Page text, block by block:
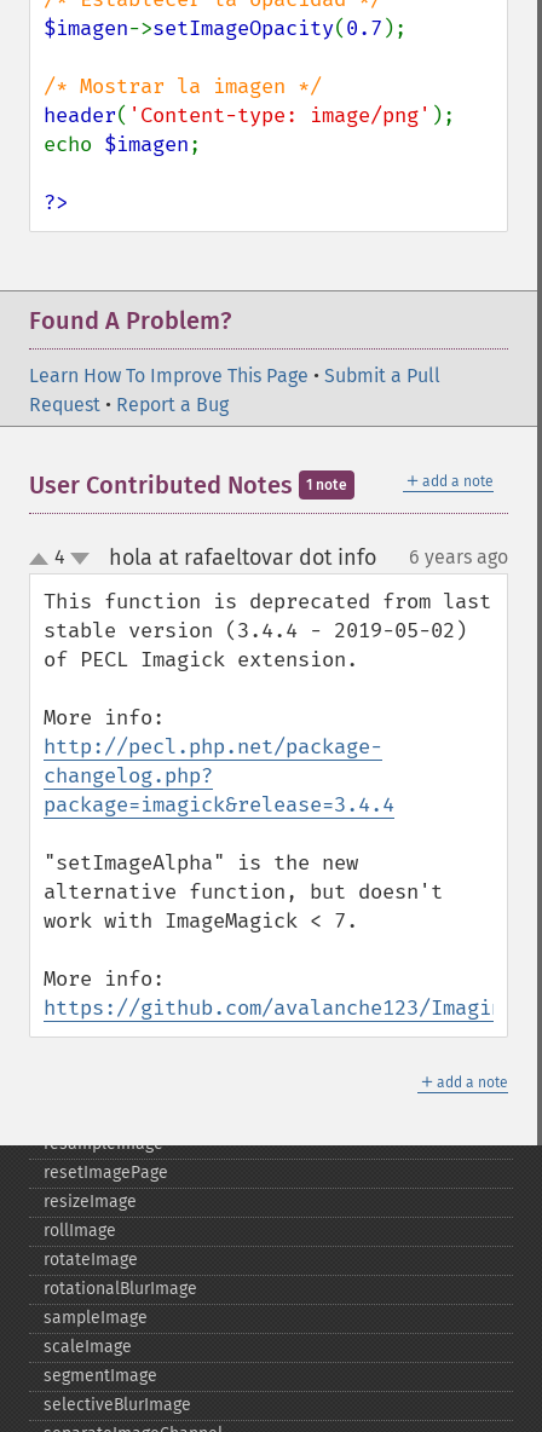
$imagen->setImageOpacity(0.7 );
header( 'Content-type: image/png' );
echo $imagen;
?>
Found A Problem?
Learn How To Improve This Page • Submit a Pull
Request • Report a Bug
＋ add a note
User Contributed Notes 1 note
up
down
4 hola at rafaeltovar dot info¶ 6 years ago
This function is deprecated from last
stable version (3.4.4 - 2019-05-02)
of PECL Imagick extension.
http://pecl.php.net/package-
changelog.php?
package=imagick&release=3.4.4
"setImageAlpha" is the new
alternative function, but doesn't
work with ImageMagick < 7.
https://github.com/avalanche123/Imagine/
＋ add a note
magnifyImage
mergeImageLayers
modulateImage
montageImage
morphImages
motionBlurImage
nextImage
oilPaintImage
opaquePaintImage
pingImage
polaroidImage
posterizeImage
previewImages
previousImage
quantizeImage
quantizeImages
queryFontMetrics
queryFonts
queryFormats
raiseImage
randomThresholdImage
readImage
readImageFile
readImages
remapImage
resampleImage
resetImagePage
resizeImage
rollImage
rotateImage
rotationalBlurImage
sampleImage
scaleImage
segmentImage
selectiveBlurImage